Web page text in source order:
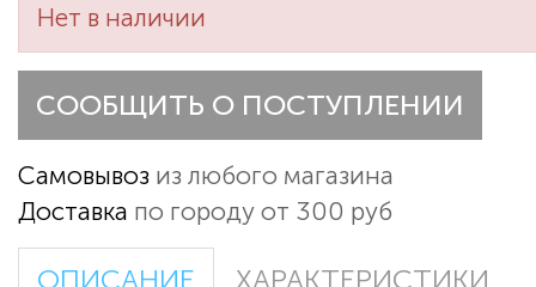
Нет в наличии
СООБЩИТЬ О ПОСТУПЛЕНИИ
Самовывоз из любого магазина
Доставка по городу от 300 руб